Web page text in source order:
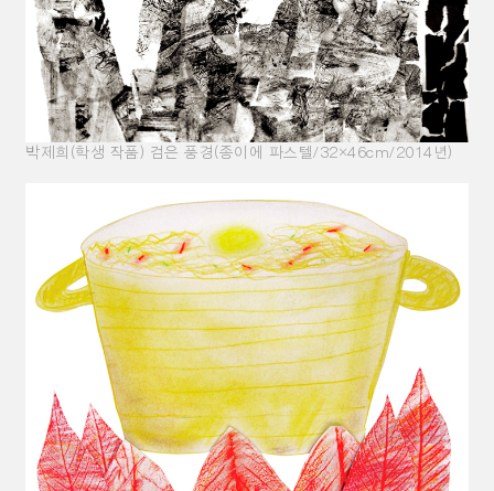
박제희(학생 작품) 검은 풍경(종이에 파스텔/32×46cm/2014년)